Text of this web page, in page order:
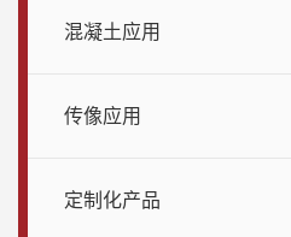
混凝土应用
传像应用
定制化产品